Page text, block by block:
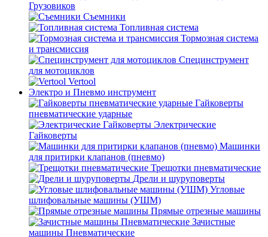
Грузовиков
Съемники
Топливная система
Тормозная система
и трансмиссия
Специнструмент
для мотоциклов
Vertool
Электро и Пневмо инструмент
Гайковерты
пневматические ударные
Электрические
Гайковерты
Машинки
для притирки клапанов (пневмо)
Трещотки пневматические
Дрели и шуруповерты
Угловые
шлифовальные машины (УШМ)
Прямые отрезные машины
Зачистные
машины Пневматические